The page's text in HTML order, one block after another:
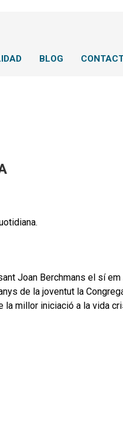
BLOG
Joan Berchmans el sí
de la joventut la
la millor iniciació a la vida